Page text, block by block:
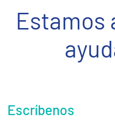
Estamos
Escríbenos